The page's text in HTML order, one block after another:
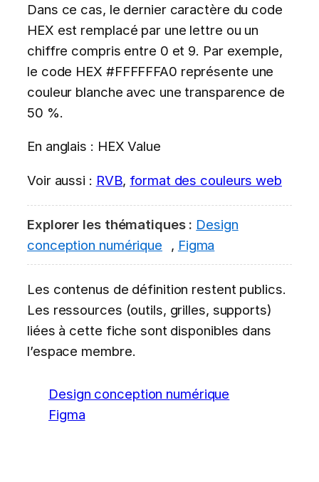
Dans ce cas, le dernier caractère du code
HEX est remplacé par une lettre ou un
chiffre compris entre 0 et 9. Par exemple,
le code HEX #FFFFFFA0 représente une
couleur blanche avec une transparence de
50 %.
En anglais : HEX Value
Voir aussi : RVB, format des couleurs web
Explorer les thématiques : Design
conception numérique
, Figma
Les contenus de définition restent publics.
Les ressources (outils, grilles, supports)
liées à cette fiche sont disponibles dans
l’espace membre.
Design conception numérique
Figma